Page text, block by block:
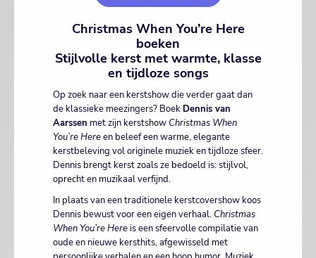
Christmas When You’re Here
boeken
Stijlvolle kerst met warmte, klasse
en tijdloze songs
Op zoek naar een kerstshow die verder gaat dan
de klassieke meezingers? Boek Dennis van
Aarssen met zijn kerstshow Christmas When
You’re Hereen beleef een warme, elegante
kerstbeleving vol originele muziek en tijdloze sfeer.
Dennis brengt kerst zoals ze bedoeld is: stijlvol,
oprecht en muzikaal verfijnd.
In plaats van een traditionele kerstcovershow koos
Dennis bewust voor een eigen verhaal. Christmas
When You’re Hereis een sfeervolle compilatie van
oude en nieuwe kersthits, afgewisseld met